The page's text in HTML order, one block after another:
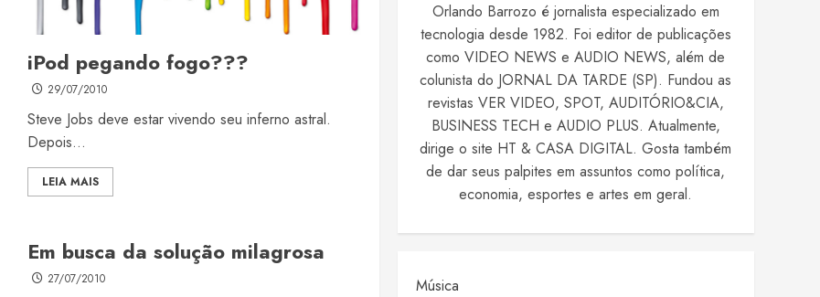
iPod pegando fogo???
29/07/2010
Steve Jobs deve estar vivendo seu inferno astral.
Depois...
LEIA MAIS
Em busca da solução milagrosa
27/07/2010
Orlando Barrozo é jornalista especializado em
tecnologia desde 1982. Foi editor de publicações
como VIDEO NEWS e AUDIO NEWS, além de
colunista do JORNAL DA TARDE (SP). Fundou as
revistas VER VIDEO, SPOT, AUDITÓRIO&CIA,
BUSINESS TECH e AUDIO PLUS. Atualmente,
dirige o site HT & CASA DIGITAL. Gosta também
de dar seus palpites em assuntos como política,
economia, esportes e artes em geral.
Música